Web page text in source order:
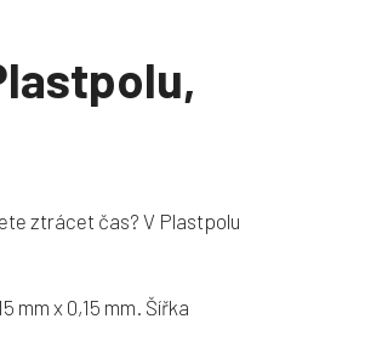
ztrácet čas? V Plastpolu
mm x 0,15 mm. Šířka